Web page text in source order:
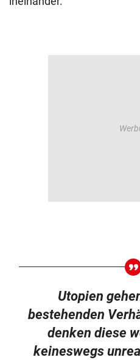
Utopien
bestehenden
denken diese
keineswegs